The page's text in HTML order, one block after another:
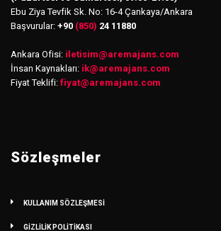
Ebu Ziya Tevfik Sk. No: 16-4 Çankaya/Ankara
Başvurular: +90 (850) 24 11880
Ankara Ofisi: iletisim@aremajans.com
İnsan Kaynakları: ik@aremajans.com
Fiyat Teklifi: fiyat@aremajans.com
Sözleşmeler
KULLANIM SÖZLEŞMESİ
GİZLİLİK POLİTİKASI